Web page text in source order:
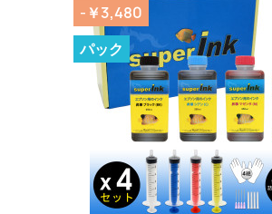
-￥3,480
パック